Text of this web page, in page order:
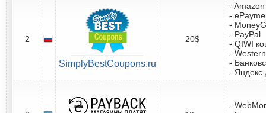
2
SimplyBestCoupons.ru
20$
-
-
-
- PayPal
- QIWI
-
-
-
-